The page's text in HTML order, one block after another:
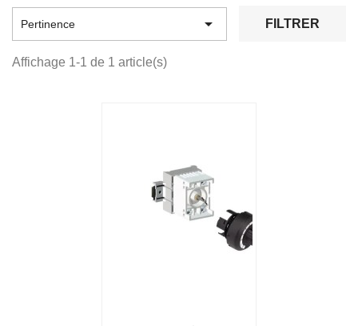
Pertinence  FILTRER
Affichage 1-1 de 1 article(s)